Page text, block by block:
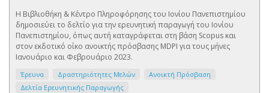
Η Βιβλιοθήκη & Κέντρο Πληροφόρησης του Ιονίου Πανεπιστημίου
δημοσιεύει το δελτίο για την ερευνητική παραγωγή του Ιονίου
Πανεπιστημίου, όπως αυτή καταγράφεται στη βάση Scopus και
στον εκδοτικό οίκο ανοικτής πρόσβασης MDPI για τους μήνες
Ιανουάριο και Φεβρουάριο 2023.
Έρευνα Δραστηριότητες Μελών
Ανοικτή Πρόσβαση
Δελτία Ερευνητικής Παραγωγής